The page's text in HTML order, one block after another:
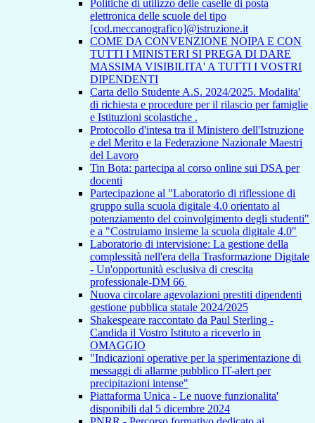
Politiche di utilizzo delle caselle di posta
elettronica delle scuole del tipo
[cod.meccanografico]@istruzione.it
COME DA CONVENZIONE NOIPA E CON
TUTTI I MINISTERI SI PREGA DI DARE
MASSIMA VISIBILITA' A TUTTI I VOSTRI
DIPENDENTI
Carta dello Studente A.S. 2024/2025. Modalita'
di richiesta e procedure per il rilascio per famiglie
e Istituzioni scolastiche .
Protocollo d'intesa tra il Ministero dell'Istruzione
e del Merito e la Federazione Nazionale Maestri
del Lavoro
Tin Bota: partecipa al corso online sui DSA per
docenti
Partecipazione al "Laboratorio di riflessione di
gruppo sulla scuola digitale 4.0 orientato al
potenziamento del coinvolgimento degli studenti"
e a "Costruiamo insieme la scuola digitale 4.0"
Laboratorio di intervisione: La gestione della
complessità nell'era della Trasformazione Digitale
- Un'opportunità esclusiva di crescita
professionale-DM 66
Nuova circolare agevolazioni prestiti dipendenti
gestione pubblica statale 2024/2025
Shakespeare raccontato da Paul Sterling -
Candida il Vostro Istituto a riceverlo in
OMAGGIO
"Indicazioni operative per la sperimentazione di
messaggi di allarme pubblico IT-alert per
precipitazioni intense"
Piattaforma Unica - Le nuove funzionalita'
disponibili dal 5 dicembre 2024